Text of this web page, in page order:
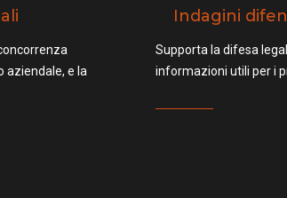
aziendale, e la
Indagini
Supporta la difesa
informazioni utili per i